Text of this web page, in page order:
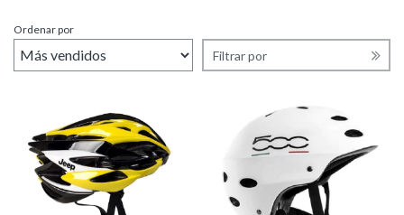
Ordenar por
Filtrar por